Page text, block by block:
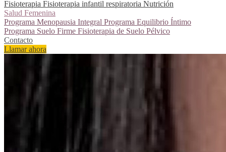
Fisioterapia Fisioterapia infantil respiratoria Nutrición
Salud Femenina
Programa Menopausia Integral Programa Equilibrio Íntimo
Programa Suelo Firme Fisioterapia de Suelo Pélvico
Contacto
Llamar ahora